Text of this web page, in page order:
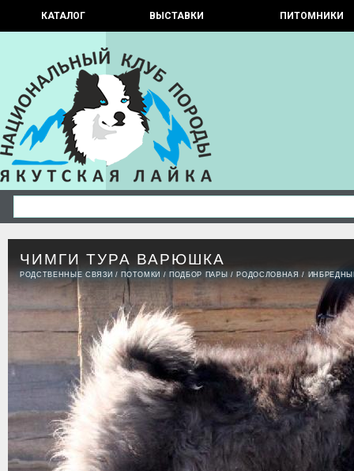
КАТАЛОГ ВЫСТАВКИ ПИТОМНИКИ
ЧИМГИ ТУРА ВАРЮШКА
РОДСТВЕННЫЕ СВЯЗИ / ПОТОМКИ / ПОДБОР ПАРЫ / РОДОСЛОВНАЯ /